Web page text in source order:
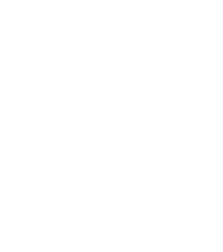
Price
Price